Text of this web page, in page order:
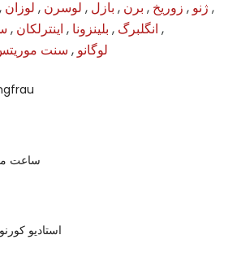
ژنو , زوریخ , برن , بازل , لوسرن , لوزان ,
,
انگلبرگ , بلینزونا , اینترلکان ,
,
لوگانو , سنت
ساعت
استادیو